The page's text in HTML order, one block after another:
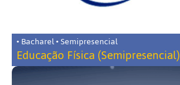
• Bacharel • Semipresencial
Educação Física (Semipresencial)